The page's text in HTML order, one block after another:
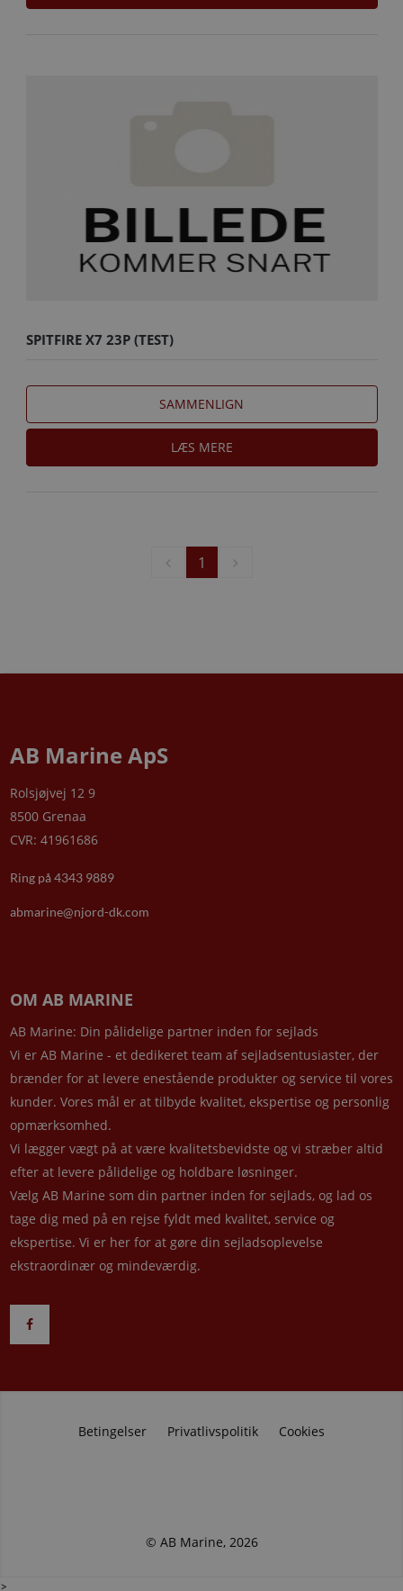
SPITFIRE X7 23P (TEST)
SAMMENLIGN
LÆS MERE
1
AB Marine ApS
Rolsjøjvej 12 9
8500 Grenaa
CVR: 41961686
Ring på 4343 9889
abmarine@njord-dk.com
OM AB MARINE
AB Marine: Din pålidelige partner inden for sejlads
Vi er AB Marine - et dedikeret team af sejladsentusiaster, der
brænder for at levere enestående produkter og service til vores
kunder. Vores mål er at tilbyde kvalitet, ekspertise og personlig
opmærksomhed.
Vi lægger vægt på at være kvalitetsbevidste og vi stræber altid
efter at levere pålidelige og holdbare løsninger.
Vælg AB Marine som din partner inden for sejlads, og lad os
tage dig med på en rejse fyldt med kvalitet, service og
ekspertise. Vi er her for at gøre din sejladsoplevelse
ekstraordinær og mindeværdig.
Betingelser Privatlivspolitik Cookies
© AB Marine, 2026
>